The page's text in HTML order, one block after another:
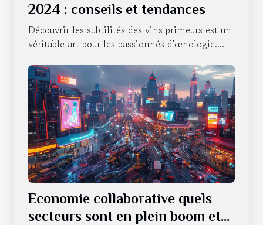
2024 : conseils et tendances
Découvrir les subtilités des vins primeurs est un
véritable art pour les passionnés d'œnologie....
Economie collaborative quels
secteurs sont en plein boom et